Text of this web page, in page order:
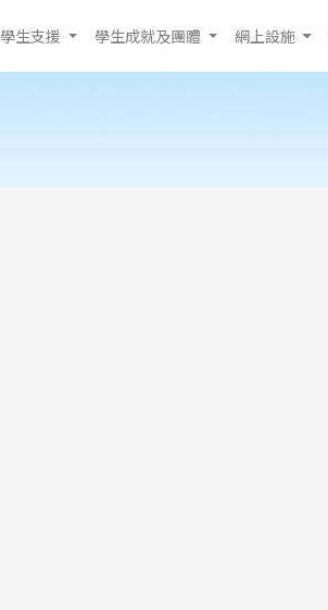
學生支援 學生成就及團體 網上設施